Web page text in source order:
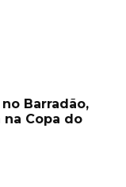
Barradão,
Copa do